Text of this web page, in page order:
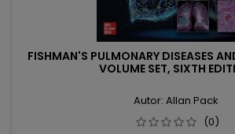
FISHMAN'S PULMONARY DISEASES
VOLUME SET, SIXTH
Autor: Allan Pack
(0)